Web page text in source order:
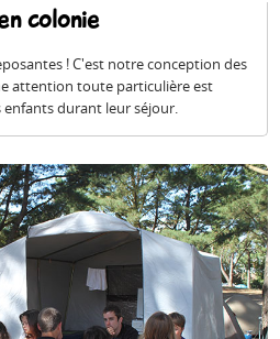
colonie
! C'est notre conception des
attention toute particulière est
durant leur séjour.